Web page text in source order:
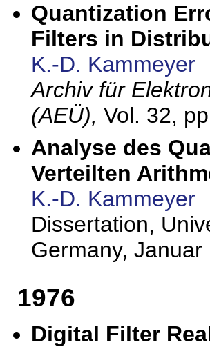
Quantization
Filters in
K.-D. Kammeyer
Archiv für
(AEÜ), Vol. 32,
Analyse des
Verteilten
K.-D. Kammeyer
Dissertation,
Germany, Januar
1976
Digital Filter